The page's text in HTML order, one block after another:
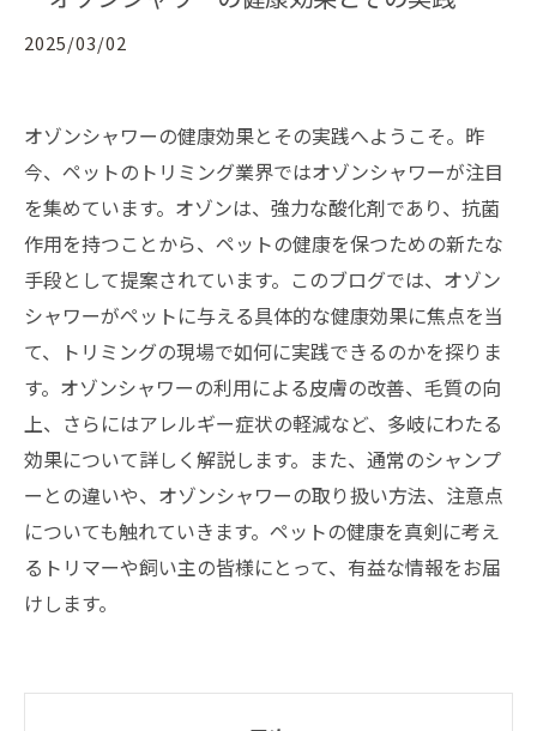
2025/03/02
オゾンシャワーの健康効果とその実践へようこそ。昨
今、ペットのトリミング業界ではオゾンシャワーが注目
を集めています。オゾンは、強力な酸化剤であり、抗菌
作用を持つことから、ペットの健康を保つための新たな
手段として提案されています。このブログでは、オゾン
シャワーがペットに与える具体的な健康効果に焦点を当
て、トリミングの現場で如何に実践できるのかを探りま
す。オゾンシャワーの利用による皮膚の改善、毛質の向
上、さらにはアレルギー症状の軽減など、多岐にわたる
効果について詳しく解説します。また、通常のシャンプ
ーとの違いや、オゾンシャワーの取り扱い方法、注意点
についても触れていきます。ペットの健康を真剣に考え
るトリマーや飼い主の皆様にとって、有益な情報をお届
けします。